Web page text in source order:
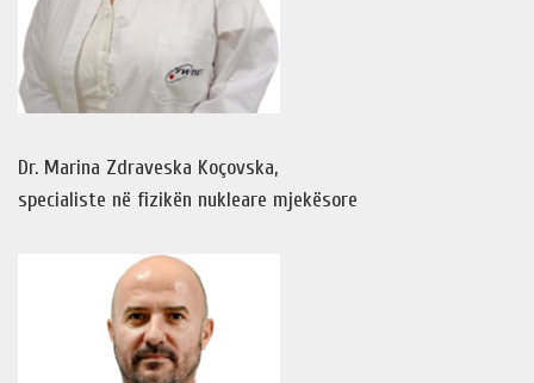
Dr. Marina Zdraveska Koçovska,
specialiste në fizikën nukleare mjekësore